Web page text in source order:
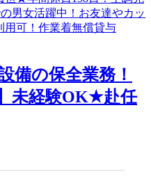
備の保全業務！
未経験OK★赴任